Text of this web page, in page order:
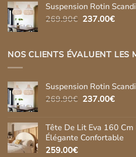
Suspension Rotin
269.90€ Le
était :
237.00€Le
est :
NOS CLIENTS ÉVALUENT LES
Suspension Rotin
269.90€ Le
était :
269.90€.
237.00€Le
est :
Tête De Lit Eva 160
Élégante Confortable
259.00€